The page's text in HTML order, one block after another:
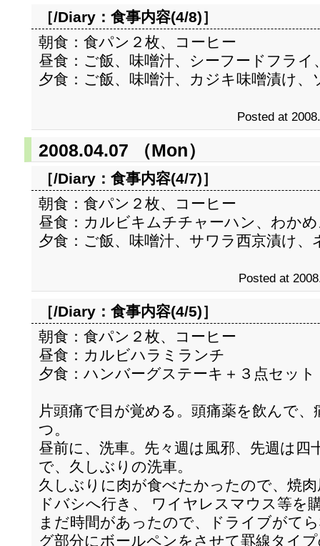
［/Diary： 食事内容(4/8)］
朝食：食パン２枚、コーヒー
昼食：ご飯、味噌汁、シーフードフライ
夕食：ご飯、味噌汁、カジキ味噌漬け、
Posted at
2008.04.07 （Mon）
［/Diary： 食事内容(4/7)］
朝食：食パン２枚、コーヒー
昼食：カルビキムチチャーハン、わか
夕食：ご飯、味噌汁、サワラ西京漬け、
Posted at
［/Diary： 食事内容(4/5)］
朝食：食パン２枚、コーヒー
昼食：カルビハラミランチ
夕食：ハンバーグステーキ＋３点セット
片頭痛で目が覚める。頭痛薬を飲んで
つ。
昼前に、洗車。先々週は風邪、先週は
で、久しぶりの洗車。
久しぶりに肉が食べたかったので、焼
ドバシへ行き、 ワイヤレスマウス等を
まだ時間があったので、ドライブがて
グ部分にボールペンをさせて罫線タイ